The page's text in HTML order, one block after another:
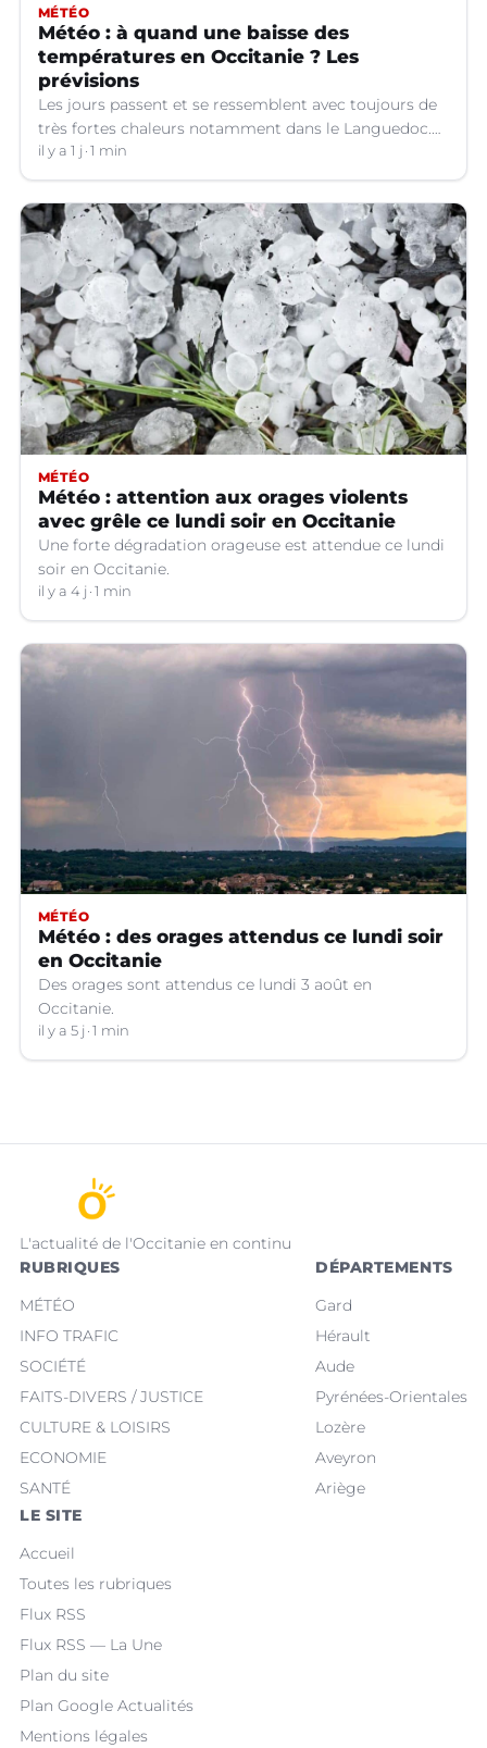
MÉTÉO
Météo : à quand une baisse des
températures en Occitanie ? Les
prévisions
Les jours passent et se ressemblent avec toujours de
très fortes chaleurs notamment dans le Languedoc.
Jusqu’à quand ?
il y a 1 j 1 min
MÉTÉO
Météo : attention aux orages violents
avec grêle ce lundi soir en Occitanie
Une forte dégradation orageuse est attendue ce lundi
soir en Occitanie.
il y a 4 j 1 min
MÉTÉO
Météo : des orages attendus ce lundi soir
en Occitanie
Des orages sont attendus ce lundi 3 août en
Occitanie.
il y a 5 j 1 min
L'actualité de l'Occitanie en continu
RUBRIQUES
MÉTÉO
INFO TRAFIC
SOCIÉTÉ
FAITS-DIVERS / JUSTICE
CULTURE & LOISIRS
ECONOMIE
SANTÉ
DÉPARTEMENTS
Gard
Hérault
Aude
Pyrénées-Orientales
Lozère
Aveyron
Ariège
LE SITE
Accueil
Toutes les rubriques
Flux RSS
Flux RSS — La Une
Plan du site
Plan Google Actualités
Mentions légales